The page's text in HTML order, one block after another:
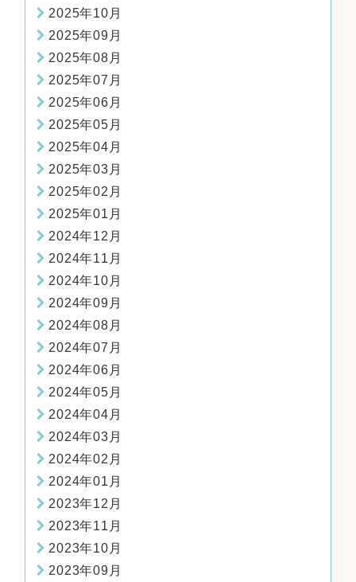
2025年10月
2025年09月
2025年08月
2025年07月
2025年06月
2025年05月
2025年04月
2025年03月
2025年02月
2025年01月
2024年12月
2024年11月
2024年10月
2024年09月
2024年08月
2024年07月
2024年06月
2024年05月
2024年04月
2024年03月
2024年02月
2024年01月
2023年12月
2023年11月
2023年10月
2023年09月